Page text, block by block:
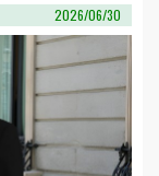
2026/06/30